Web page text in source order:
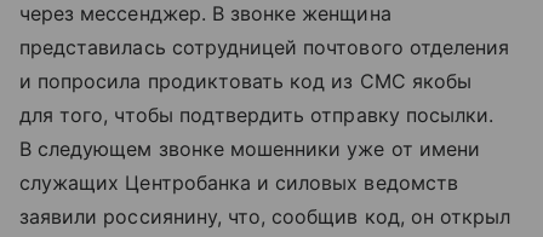
через мессенджер. В звонке женщина
представилась сотрудницей почтового отделения
и попросила продиктовать код из СМС якобы
для того, чтобы подтвердить отправку посылки.
В следующем звонке мошенники уже от имени
служащих Центробанка и силовых ведомств
заявили россиянину, что, сообщив код, он открыл